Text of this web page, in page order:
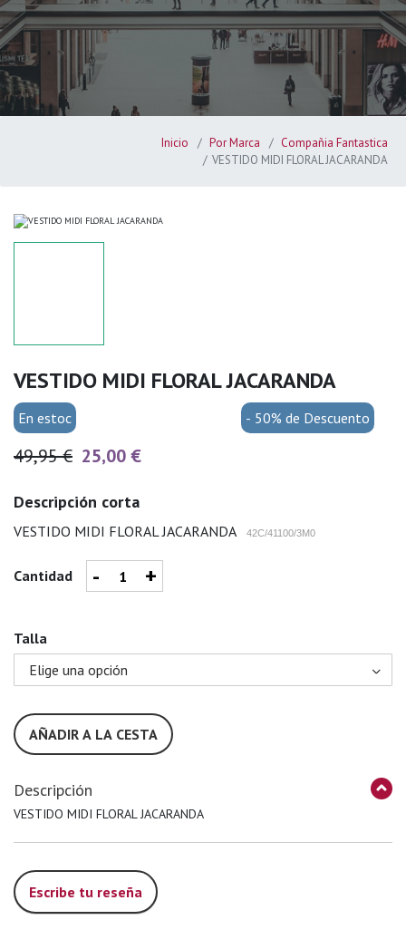
Inicio Por Marca
Compañia Fantastica
VESTIDO MIDI FLORAL JACARANDA
VESTIDO MIDI FLORAL JACARANDA
En estoc - 50% de Descuento
49,95 € 25,00 €
Descripción corta
VESTIDO MIDI FLORAL JACARANDA 42C/41100/3M0
Cantidad - +
Talla
AÑADIR A LA CESTA
Descripción
VESTIDO MIDI FLORAL JACARANDA
Escribe tu reseña